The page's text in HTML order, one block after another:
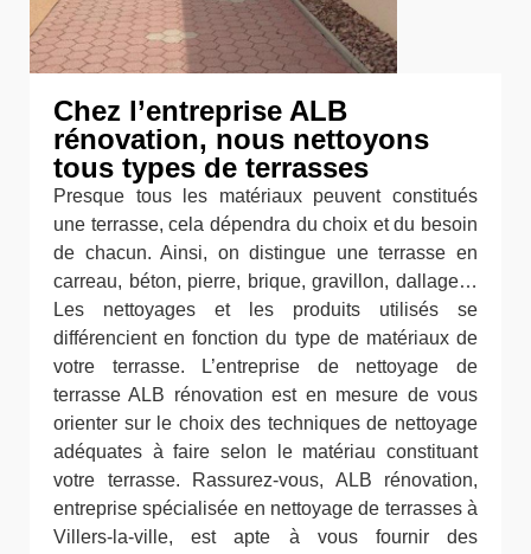
Chez l’entreprise ALB
rénovation, nous nettoyons
tous types de terrasses
Presque tous les matériaux peuvent constitués
une terrasse, cela dépendra du choix et du besoin
de chacun. Ainsi, on distingue une terrasse en
carreau, béton, pierre, brique, gravillon, dallage…
Les nettoyages et les produits utilisés se
différencient en fonction du type de matériaux de
votre terrasse. L’entreprise de nettoyage de
terrasse ALB rénovation est en mesure de vous
orienter sur le choix des techniques de nettoyage
adéquates à faire selon le matériau constituant
votre terrasse. Rassurez-vous, ALB rénovation,
entreprise spécialisée en nettoyage de terrasses à
Villers-la-ville, est apte à vous fournir des